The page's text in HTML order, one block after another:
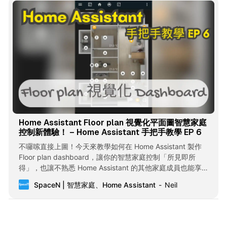
Home Assistant Floor plan 視覺化平面圖智慧家庭
控制新體驗！ – Home Assistant 手把手教學 EP 6
不囉嗦直接上圖！今天來教學如何在 Home Assistant 製作
Floor plan dashboard，讓你的智慧家庭控制「所見即所
得」，也讓不熟悉 Home Assistant 的其他家庭成員也能享受
智慧家庭的極致懶人生活。 概念說明 Floor plan 的概念其實很
單純就是圖層的堆疊，底圖是關燈狀態，上面疊開燈狀態，接
著再把控制按鈕放在最上層。 今天會以右上客廳區塊來做製作
SpaceN | 智慧家庭、Home Assistant Neil